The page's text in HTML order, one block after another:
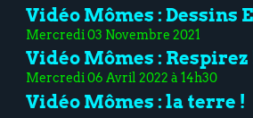
Vidéo Mômes : Dessins
Mercredi 03 Novembre 2021
Vidéo Mômes : Respirez
Mercredi 06 Avril 2022 à 14h30
Vidéo Mômes : la terre !